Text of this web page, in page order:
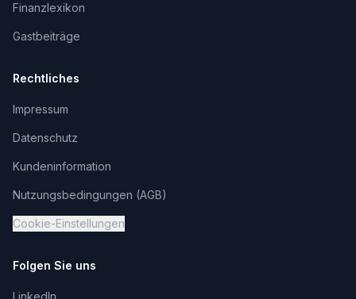
Finanzlexikon
Gastbeiträge
Rechtliches
Impressum
Datenschutz
Kundeninformation
Nutzungsbedingungen (AGB)
Cookie-Einstellungen
Folgen Sie uns
LinkedIn